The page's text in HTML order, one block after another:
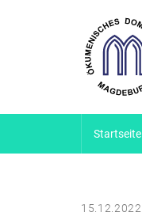
Startseite
15.12.2022